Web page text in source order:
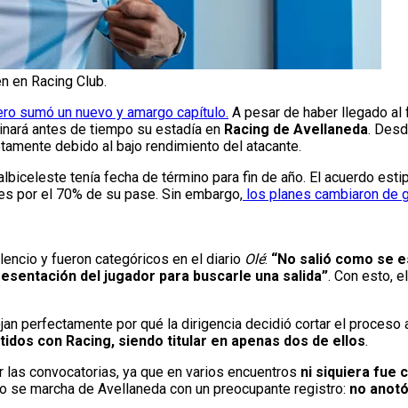
en Racing Club.
sumó un nuevo y amargo capítulo. A pesar de haber llegado
antes de tiempo su estadía en Racing de Avellaneda.
debido al bajo rendimiento del atacante.
tenía fecha de término para fin de año. El acuerdo
por el 70% de su pase. Sin embargo, los planes cambiaron de
y fueron categóricos en el diario Olé: “No salió como se
del jugador para buscarle una salida”. Con esto,
perfectamente por qué la dirigencia decidió cortar el proceso
con Racing, siendo titular en apenas dos de ellos.
convocatorias, ya que en varios encuentros ni siquiera fue
se marcha de Avellaneda con un preocupante registro: no